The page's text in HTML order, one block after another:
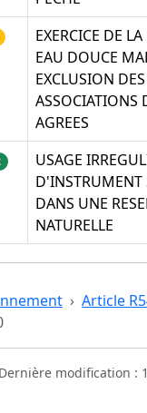
EXERCICE DE
EAU DOUCE
EXCLUSION DES
ASSOCIATIONS
AGREES
USAGE
D'INSTRUMENT
DANS UNE
NATURELLE
Article
Dernière modification :